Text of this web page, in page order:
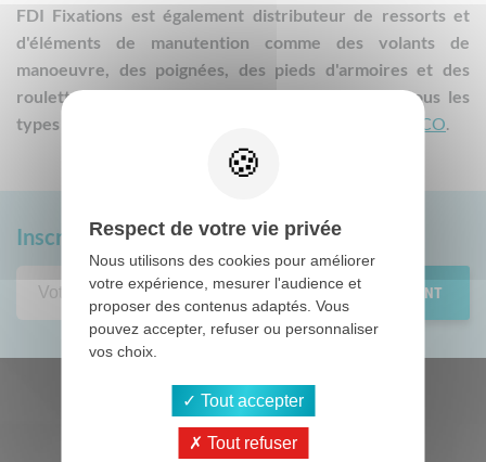
FDI Fixations est également distributeur de ressorts et
d'éléments de manutention comme des volants de
manoeuvre, des poignées, des pieds d'armoires et des
roulettes. Nous sommes en capacité de fournir tous les
types de produits de la marque
SOUTHCO
Inscrivez-vousà notre newsletter
Respect de votre vie privée
Nous utilisons des cookies pour améliorer
votre expérience, mesurer l'audience et
proposer des contenus adaptés. Vous
pouvez accepter, refuser ou personnaliser
vos choix.
Tout accepter
Tout refuser